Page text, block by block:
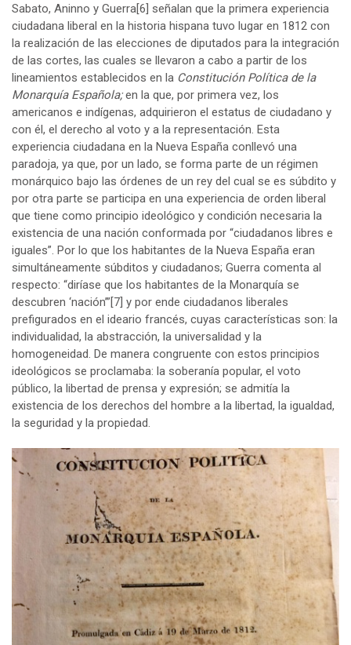
Sabato, Aninno y Guerra[6] señalan que la primera experiencia
ciudadana liberal en la historia hispana tuvo lugar en 1812 con
la realización de las elecciones de diputados para la integración
de las cortes, las cuales se llevaron a cabo a partir de los
lineamientos establecidos en la Constitución Política de la
Monarquía Española;en la que, por primera vez, los
americanos e indígenas, adquirieron el estatus de ciudadano y
con él, el derecho al voto y a la representación. Esta
experiencia ciudadana en la Nueva España conllevó una
paradoja, ya que, por un lado, se forma parte de un régimen
monárquico bajo las órdenes de un rey del cual se es súbdito y
por otra parte se participa en una experiencia de orden liberal
que tiene como principio ideológico y condición necesaria la
existencia de una nación conformada por “ciudadanos libres e
iguales”. Por lo que los habitantes de la Nueva España eran
simultáneamente súbditos y ciudadanos; Guerra comenta al
respecto: “diríase que los habitantes de la Monarquía se
descubren ‘nación’”[7] y por ende ciudadanos liberales
prefigurados en el ideario francés, cuyas características son: la
individualidad, la abstracción, la universalidad y la
homogeneidad. De manera congruente con estos principios
ideológicos se proclamaba: la soberanía popular, el voto
público, la libertad de prensa y expresión; se admitía la
existencia de los derechos del hombre a la libertad, la igualdad,
la seguridad y la propiedad.